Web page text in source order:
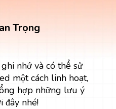
Trọng
nhớ và có thể sử
một cách linh hoạt,
hợp những lưu ý
đây nhé!